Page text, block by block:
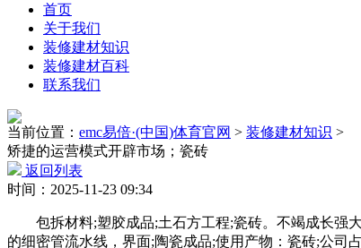
首页
关于我们
装修建材知识
装修建材百科
联系我们
当前位置： emc易倍·(中国)体育官网 > 装修建材知识 >
矫捷的运营模式开辟市场；瓷砖
返回列表
时间：2025-11-23 09:34
包拆材料;塑胶成品;土石方工程;瓷砖。不竭成长强大
的细密管流水线，界面;陶瓷成品;使用产物：瓷砖;公司